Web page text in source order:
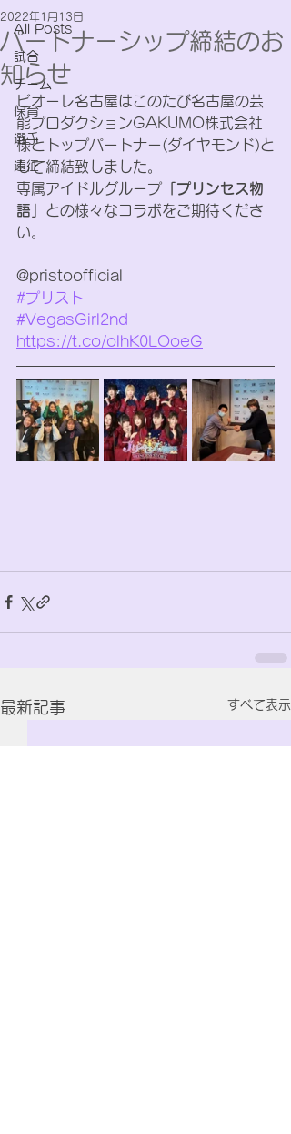
All Posts
試合
チーム
保育
選手
遠征
パートナーシップ締結のお
知らせ
2022年1月13日
ビオーレ名古屋はこのたび名古屋の芸
能プロダクションGAKUMO株式会社
様とトップパートナー(ダイヤモンド)と
して締結致しました。
専属アイドルグループ 「プリンセス物
語」 との様々なコラボをご期待くださ
い。
@pristoofficial
#プリスト
#VegasGirl2nd
https://t.co/olhK0LOoeG
最新記事 すべて表示